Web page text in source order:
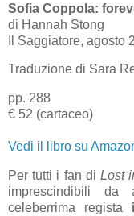
Sofia Coppola:
di Hannah Stong
Il Saggiatore, agosto
Traduzione di Sara
pp. 288
€ 52 (cartaceo)
Vedi il libro su
Per tutti i fan diLost
imprescindibili da
celeberrima regista